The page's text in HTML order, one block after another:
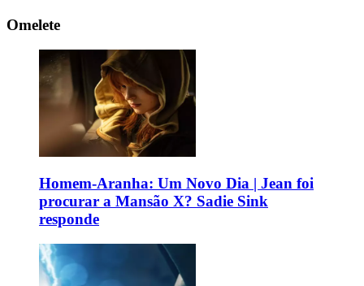
Omelete
Homem-Aranha: Um Novo Dia | Jean foi
procurar a Mansão X? Sadie Sink
responde